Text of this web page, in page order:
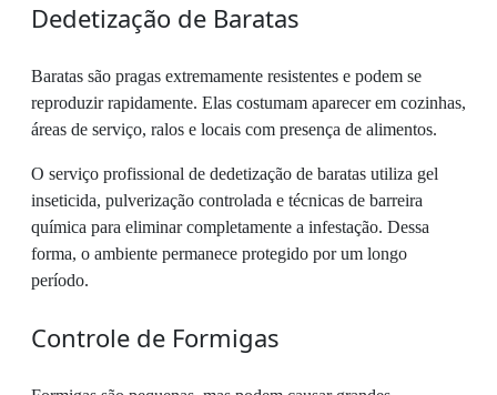
Dedetização de Baratas
Baratas são pragas extremamente resistentes e podem se
reproduzir rapidamente. Elas costumam aparecer em cozinhas,
áreas de serviço, ralos e locais com presença de alimentos.
O serviço profissional de dedetização de baratas utiliza gel
inseticida, pulverização controlada e técnicas de barreira
química para eliminar completamente a infestação. Dessa
forma, o ambiente permanece protegido por um longo
período.
Controle de Formigas